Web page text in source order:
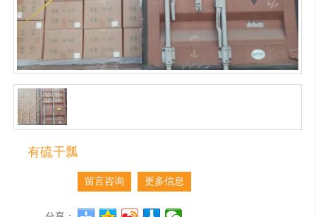
有硫干瓢
留言咨询 更多信息